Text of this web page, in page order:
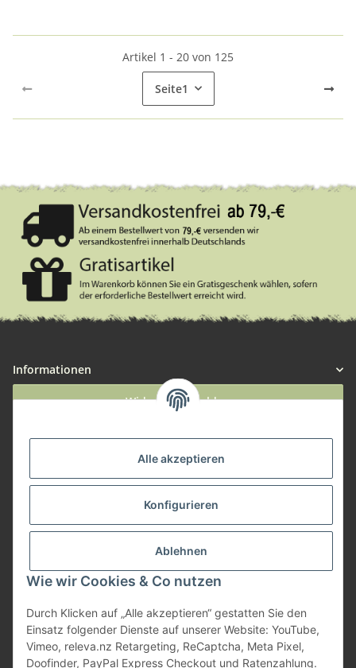
Alle akzeptieren
Konfigurieren
Ablehnen
Wie wir Cookies & Co nutzen
Durch Klicken auf „Alle akzeptieren“ gestatten Sie den
Einsatz folgender Dienste auf unserer Website: YouTube,
Vimeo, releva.nz Retargeting, ReCaptcha, Meta Pixel,
Doofinder, PayPal Express Checkout und Ratenzahlung.
Artikel 1 - 20 von 125
Seite1
Informationen
Widerruf anmelden
Zahlungsmöglichkeiten